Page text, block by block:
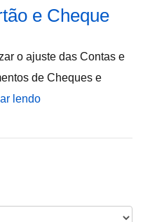
e Cheque
o ajuste das Contas e
de Cheques e
lendo